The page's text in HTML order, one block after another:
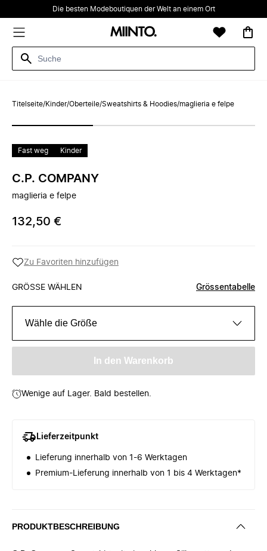
Die besten Modeboutiquen der Welt an einem Ort
Titelseite/Kinder/Oberteile/Sweatshirts & Hoodies/maglieria e felpe
Fast weg Kinder
C.P. COMPANY
maglieria e felpe
132,50 €
Zu Favoriten hinzufügen
GRÖSSE WÄHLEN Grössentabelle
Wähle die Größe
In den Warenkorb
Wenige auf Lager. Bald bestellen.
Lieferzeitpunkt
Lieferung innerhalb von 1-6 Werktagen
Premium-Lieferung innerhalb von 1 bis 4 Werktagen*
PRODUKTBESCHREIBUNG